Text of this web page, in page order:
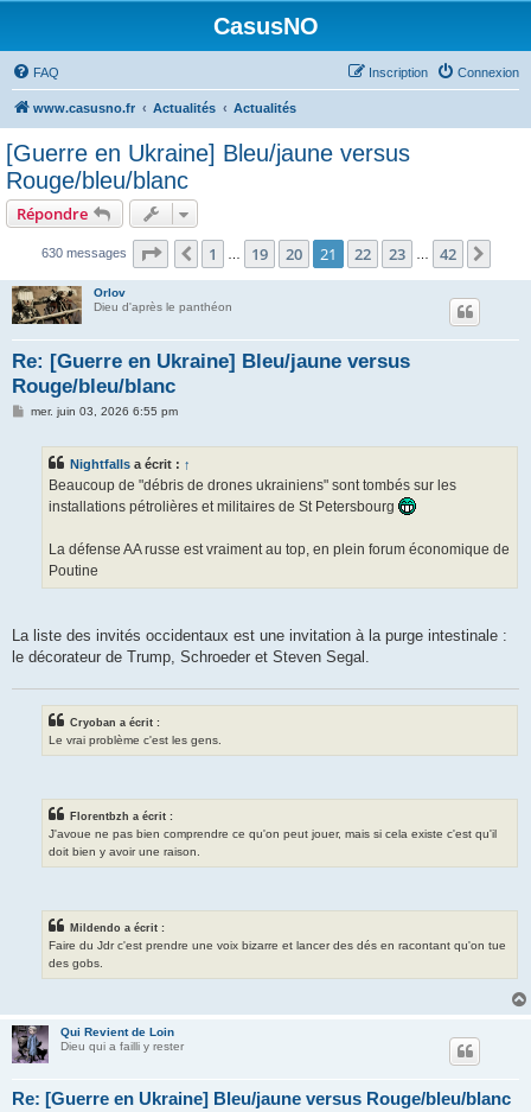
CasusNO
FAQ Connexion
Inscription
www.casusno.fr Actualités Actualités
[Guerre en Ukraine] Bleu/jaune versus
Rouge/bleu/blanc
Répondre
630 messages Page 21 sur 42
Précédent
1 19 20 21 22 23 42
Orlov
Dieu d'après le panthéon
Re: [Guerre en Ukraine] Bleu/jaune versus
Rouge/bleu/blanc
Mmer. juin 03, 2026 6:55 pm
Nightfalls a écrit : ↑
Beaucoup de "débris de drones ukrainiens" sont tombés sur les
installations pétrolières et militaires de St Petersbourg
La défense AA russe est vraiment au top, en plein forum économique de
Poutine
La liste des invités occidentaux est une invitation à la purge intestinale :
le décorateur de Trump, Schroeder et Steven Segal.
Cryoban a écrit :
Le vrai problème c'est les gens.
Florentbzh a écrit :
J'avoue ne pas bien comprendre ce qu'on peut jouer, mais si cela existe c'est qu'il
doit bien y avoir une raison.
Mildendo a écrit :
Faire du Jdr c'est prendre une voix bizarre et lancer des dés en racontant qu'on tue
des gobs.
Qui Revient de Loin
Dieu qui a failli y rester
Re: [Guerre en Ukraine] Bleu/jaune versus Rouge/bleu/blanc